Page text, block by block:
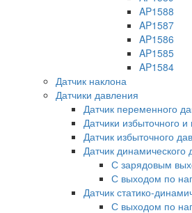
AP1588
AP1587
AP1586
AP1585
AP1584
Датчик наклона
Датчики давления
Датчик переменного
Датчики избыточного
Датчик избыточного
Датчик динамического
С зарядовым
С выходом по
Датчик статико-
С выходом по